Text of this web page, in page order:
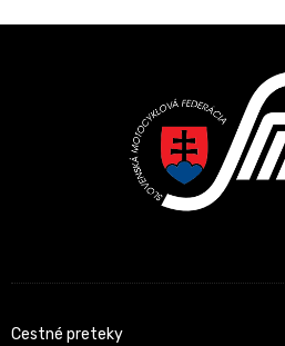
Cestné preteky